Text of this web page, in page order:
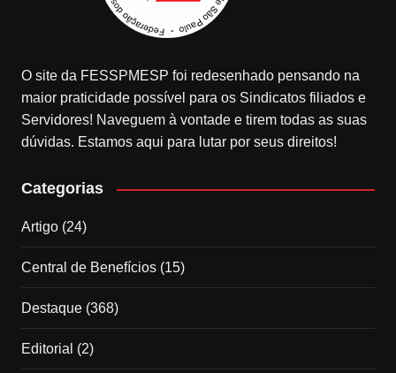
O site da FESSPMESP foi redesenhado pensando na
maior praticidade possível para os Sindicatos filiados e
Servidores! Naveguem à vontade e tirem todas as suas
dúvidas. Estamos aqui para lutar por seus direitos!
Categorias
Artigo(24)
Central de Benefícios(15)
Destaque(368)
Editorial (2)